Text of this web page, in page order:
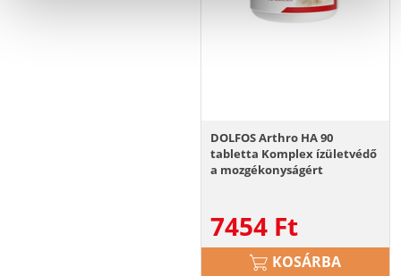
DOLFOS Arthro HA 90
tabletta Komplex ízületvédő
a mozgékonyságért
7454 Ft
KOSÁRBA